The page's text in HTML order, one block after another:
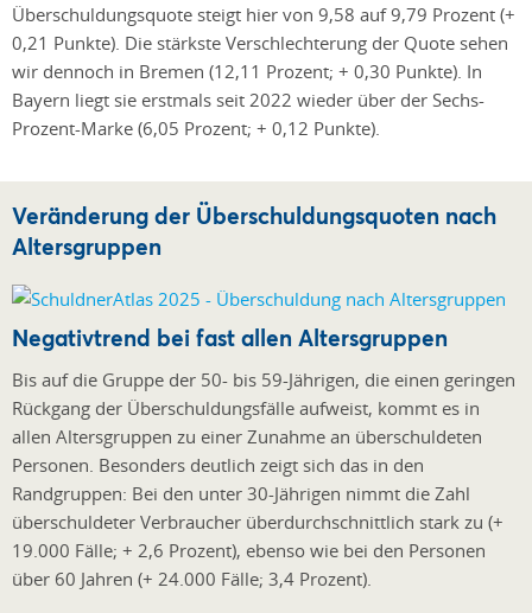
Überschuldungsquote steigt hier von 9,58 auf 9,79 Prozent (+
0,21 Punkte). Die stärkste Verschlechterung der Quote sehen
wir dennoch in Bremen (12,11 Prozent; + 0,30 Punkte). In
Bayern liegt sie erstmals seit 2022 wieder über der Sechs-
Prozent-Marke (6,05 Prozent; + 0,12 Punkte).
Veränderung der Überschuldungsquoten nach
Altersgruppen
Negativtrend bei fast allen Altersgruppen
Bis auf die Gruppe der 50- bis 59-Jährigen, die einen geringen
Rückgang der Überschuldungsfälle aufweist, kommt es in
allen Altersgruppen zu einer Zunahme an überschuldeten
Personen. Besonders deutlich zeigt sich das in den
Randgruppen: Bei den unter 30-Jährigen nimmt die Zahl
überschuldeter Verbraucher überdurchschnittlich stark zu (+
19.000 Fälle; + 2,6 Prozent), ebenso wie bei den Personen
über 60 Jahren (+ 24.000 Fälle; 3,4 Prozent).